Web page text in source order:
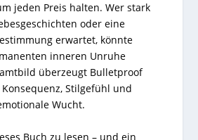
jeden Preis halten. Wer stark
oder eine
erwartet, könnte
inneren Unruhe
überzeugt Bulletproof
Stilgefühl und
Wucht.
Buch zu lesen – und ein